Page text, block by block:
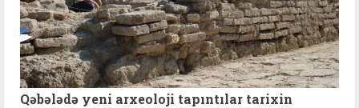
Qəbələdə yeni arxeoloji tapıntılar tarixin